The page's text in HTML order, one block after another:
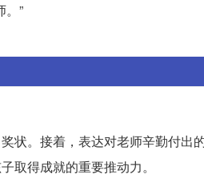
。”
状。接着，表达对老师辛勤付出
取得成就的重要推动力。